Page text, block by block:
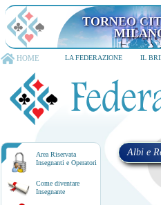
TORNEO
6-8
HOME LA FEDERAZIONE IL
Area Riservata
Insegnanti e Operatori
Come diventare
Insegnante
Albi e